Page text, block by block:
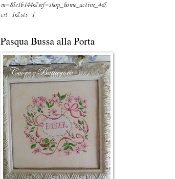
m=85e1b144&ref=shop_home_active_4&
crt=1&sts=1
Pasqua Bussa alla Porta